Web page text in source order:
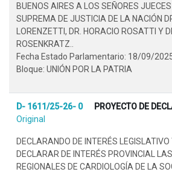
BUENOS AIRES A LOS SEÑORES
SUPREMA DE JUSTICIA DE LA NACIÓN
LORENZETTI, DR. HORACIO ROSATTI Y
ROSENKRATZ..
Fecha Estado Parlamentario: 18/09/
Bloque: UNIÓN POR LA PATRIA
D- 1611/25-26- 0 PROYECTO DE
Original
DECLARANDO DE INTERÉS
DECLARAR DE INTERÉS PROVINCIAL
REGIONALES DE CARDIOLOGÍA DE LA